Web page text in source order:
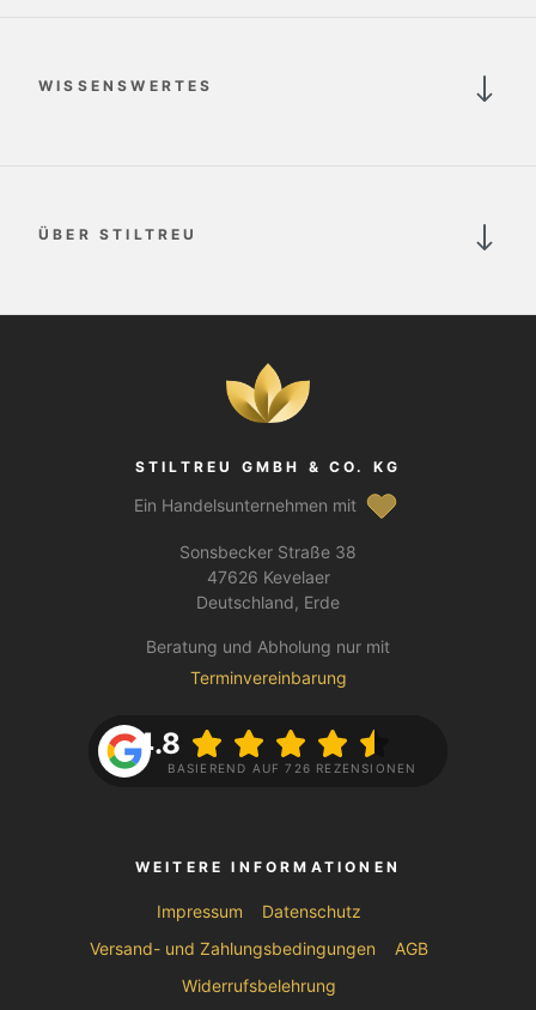
WISSENSWERTES
ÜBER STILTREU
STILTREU GMBH & CO. KG
Ein Handelsunternehmen mit
Sonsbecker Straße 38
47626 Kevelaer
Deutschland, Erde
Beratung und Abholung nur mit
Terminvereinbarung
4.8
BASIEREND AUF 726 REZENSIONEN
WEITERE INFORMATIONEN
Impressum
Datenschutz
Versand- und Zahlungsbedingungen
AGB
Widerrufsbelehrung